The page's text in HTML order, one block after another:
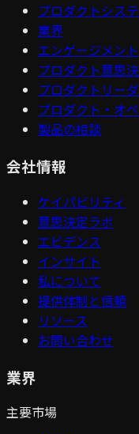
プロダクトシス
業界
エンゲージメント
プロダクト意思
プロダクトリー
プロダクト・オ
製品の相談
会社情報
ケイパビリティ
意思決定ラボ
エビデンス
インサイト
私について
提供体制と信頼
リソース
お問い合わせ
業界
主要市場